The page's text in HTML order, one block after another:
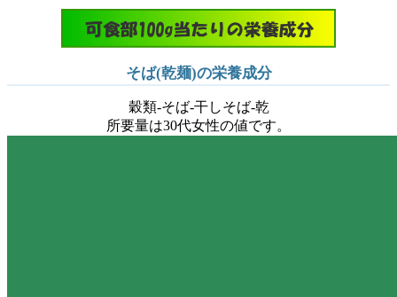
そば(乾麺)の栄養成分
穀類-そば-干しそば-乾
所要量は30代女性の値です。